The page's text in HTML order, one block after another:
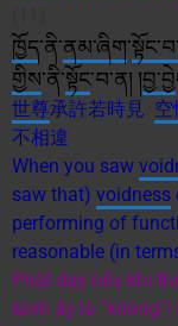
ཁྱོད་ནི་ནམ་ཞིག་
གྱིས་ནི་སྟོང་བ་ན། །བྱ་བ
世尊承許若時見 空
不相違
When you saw
saw that) voidness
performing of
reasonable (in
Phật dạy nếu khi
tánh ấy là